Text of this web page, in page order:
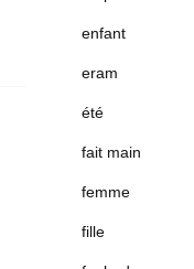
enfant
eram
été
fait main
femme
fille